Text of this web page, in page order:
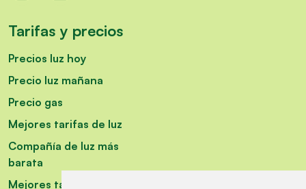
Tarifas y precios
Precios luz hoy
Precio luz mañana
Precio gas
Mejores tarifas de luz
Compañía de luz más
barata
Mejores tarifas fijas luz